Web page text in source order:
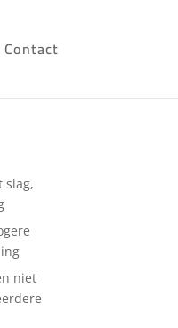
Contact
slag,
niet